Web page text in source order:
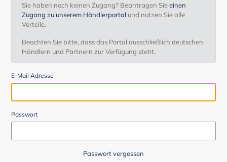
Sie haben noch keinen Zugang? Beantragen Sieeinen
Zugang zu unserem Händlerportal und nutzen Sie alle
Vorteile.
Beachten Sie bitte, dass das Portal ausschließlich deutschen
Händlern und Partnern zur Verfügung steht.
E-Mail Adresse
Passwort
Passwort vergessen